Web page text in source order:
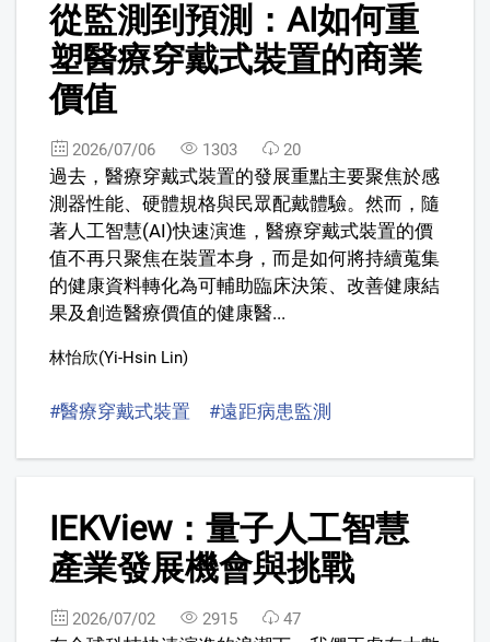
從監測到預測：AI如何重
塑醫療穿戴式裝置的商業
價值
2026/07/06 1303 20
過去，醫療穿戴式裝置的發展重點主要聚焦於感
測器性能、硬體規格與民眾配戴體驗。然而，隨
著人工智慧(AI)快速演進，醫療穿戴式裝置的價
值不再只聚焦在裝置本身，而是如何將持續蒐集
的健康資料轉化為可輔助臨床決策、改善健康結
果及創造醫療價值的健康醫...
林怡欣(Yi-Hsin Lin)
#醫療穿戴式裝置 #遠距病患監測
7
FREEIEKView：量子人工智慧
產業發展機會與挑戰
2026/07/02 2915 47